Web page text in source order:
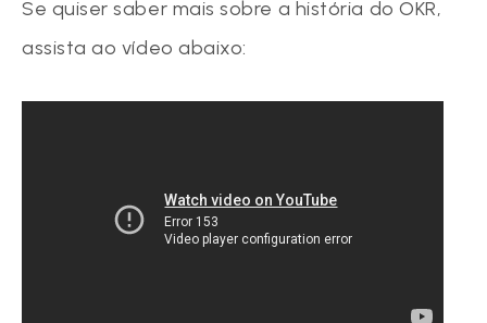
Se quiser saber mais sobre a história do OKR,
assista ao vídeo abaixo: